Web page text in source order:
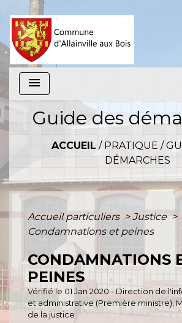
menu
Guide des
ACCUEIL / PRATIQUE /
DÉMARCHES
Accueil particuliers > Justice>
Condamnations et peines
CONDAMNATIONS
PEINES
Vérifié le 01 Jan 2020 - Direction de
et administrative (Première ministre),
de la justice